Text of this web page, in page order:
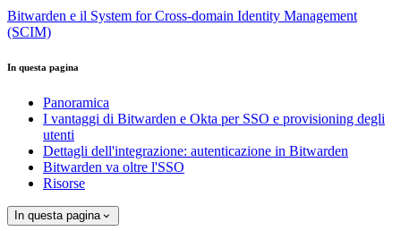
Bitwarden e il System for Cross-domain Identity Management
(SCIM)
In questa pagina
Panoramica
I vantaggi di Bitwarden e Okta per SSO e provisioning degli
utenti
Dettagli dell'integrazione: autenticazione in Bitwarden
Bitwarden va oltre l'SSO
Risorse
In questa pagina